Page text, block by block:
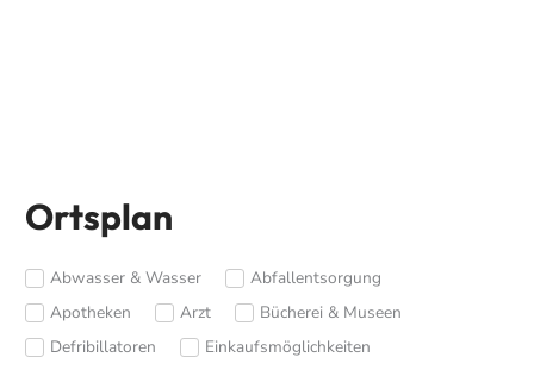
Ortsplan
Abwasser & Wasser
Abfallentsorgung
Apotheken
Arzt
Bücherei & Museen
Defribillatoren
Einkaufsmöglichkeiten